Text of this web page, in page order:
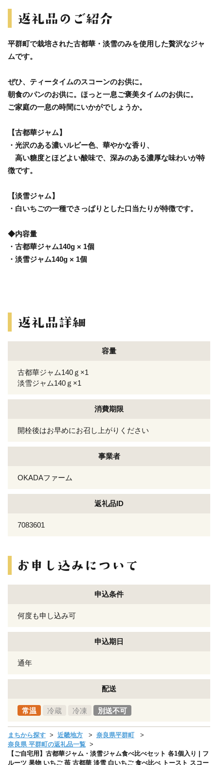
平群町で栽培された古都華・淡雪のみを使用した贅沢なジャ
ムです。
ぜひ、ティータイムのスコーンのお供に。
朝食のパンのお供に。ほっと一息ご褒美タイムのお供に。
ご家庭の一息の時間にいかがでしょうか。
【古都華ジャム】
・光沢のある濃いルビー色、華やかな香り、
高い糖度とほどよい酸味で、深みのある濃厚な味わいが特
徴です。
【淡雪ジャム】
・白いちごの一種でさっぱりとした口当たりが特徴です。
◆内容量
・古都華ジャム140g × 1個
・淡雪ジャム140g × 1個
容量
古都華ジャム140ｇ×1
淡雪ジャム140ｇ×1
消費期限
開栓後はお早めにお召し上がりください
事業者
OKADAファーム
返礼品ID
7083601
申込条件
何度も申し込み可
申込期日
通年
配送
常温 冷蔵 冷凍 別送不可
まちから探す 近畿地方
奈良県平群町
奈良県 平群町の返礼品一覧
【ご自宅用】古都華ジャム・淡雪ジャム食べ比べセット 各1個入り | フ
ルーツ 果物 いちご 苺 古都華 淡雪 白いちご 食べ比べ トースト スコー